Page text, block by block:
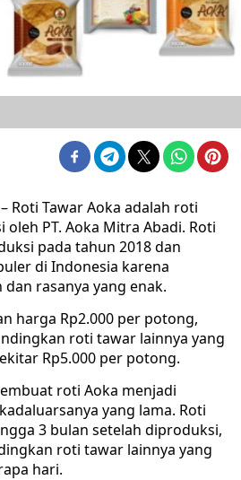
– Roti Tawar Aoka adalah roti
PT. Aoka Mitra Abadi. Roti
pada tahun 2018 dan
di Indonesia karena
rasanya yang enak.
harga Rp2.000 per potong,
roti tawar lainnya yang
Rp5.000 per potong.
roti Aoka menjadi
yang lama. Roti
3 bulan setelah diproduksi,
roti tawar lainnya yang
hari.